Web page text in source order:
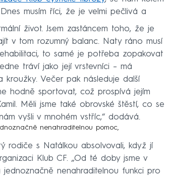
musím říci, že je velmi pečlivá a
život. Jsem zastáncem toho, že je
v tom rozumný balanc. Naty ráno musí
to samé je potřeba zopakovat
tráví jako její vrstevníci – má
kroužky. Večer pak následuje další
hodně sportovat, což prospívá jejím
Měli jsme také obrovské štěstí, co se
vyšli v mnohém vstříc,“ dodává.
nenahraditelnou pomoc,
rodiče s Natálkou absolvovali, když jí
Klub CF. „Od té doby jsme v
nenahraditelnou funkci pro